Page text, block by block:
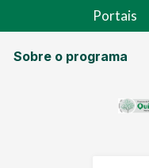
Portais
Sobre o programa